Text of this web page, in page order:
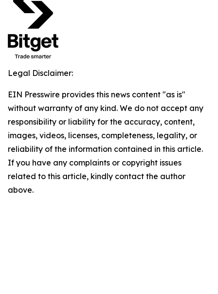
Legal Disclaimer:
EIN Presswire provides this news content "as is"
without warranty of any kind. We do not accept any
responsibility or liability for the accuracy, content,
images, videos, licenses, completeness, legality, or
reliability of the information contained in this article.
If you have any complaints or copyright issues
related to this article, kindly contact the author
above.